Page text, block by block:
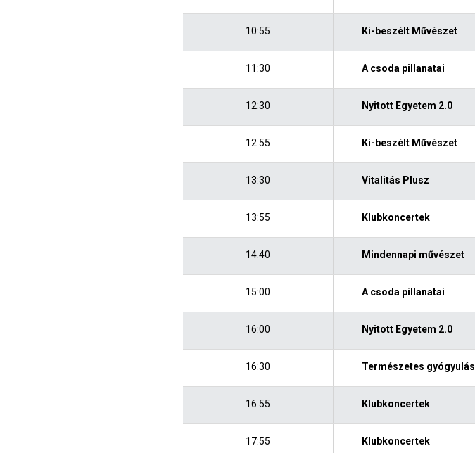
10:55 Ki-beszélt Művészet
11:30 A csoda pillanatai
12:30 Nyitott Egyetem 2.0
12:55 Ki-beszélt Művészet
13:30 Vitalitás Plusz
13:55 Klubkoncertek
14:40 Mindennapi művészet
15:00 A csoda pillanatai
16:00 Nyitott Egyetem 2.0
16:30 Természetes gyógyulás
16:55 Klubkoncertek
17:55 Klubkoncertek